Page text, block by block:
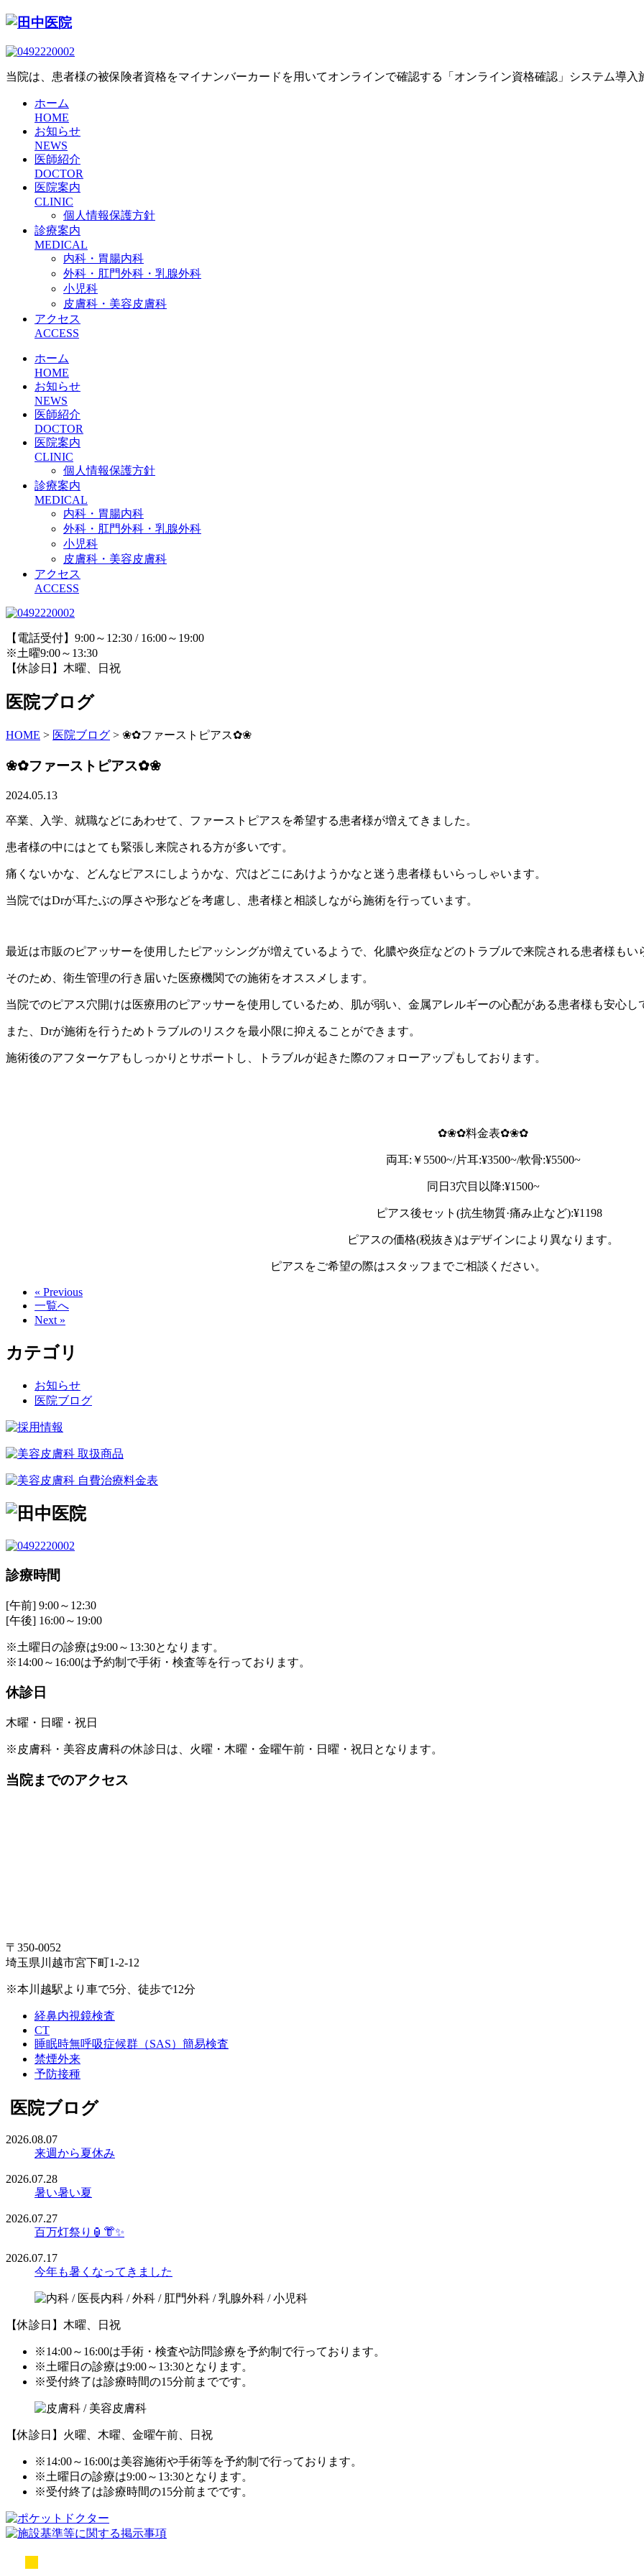
当院は、患者様の被保険者資格をマイナンバーカードを用いてオンラインで確認する「オンライン資格確認」システム導入
ホーム
HOME
お知らせ
NEWS
医師紹介
DOCTOR
医院案内
CLINIC
個人情報保護方針
診療案内
MEDICAL
内科・胃腸内科
外科・肛門外科・乳腺外科
小児科
皮膚科・美容皮膚科
アクセス
ACCESS
ホーム
HOME
お知らせ
NEWS
医師紹介
DOCTOR
医院案内
CLINIC
個人情報保護方針
診療案内
MEDICAL
内科・胃腸内科
外科・肛門外科・乳腺外科
小児科
皮膚科・美容皮膚科
アクセス
ACCESS
【電話受付】9:00～12:30 / 16:00～19:00
※土曜9:00～13:30
【休診日】木曜、日祝
医院ブログ
HOME > 医院ブログ > ❀✿ファーストピアス✿❀
❀✿ファーストピアス✿❀
2024.05.13
卒業、入学、就職などにあわせて、ファーストピアスを希望する患者様が増えてきました。
患者様の中にはとても緊張し来院される方が多いです。
痛くないかな、どんなピアスにしようかな、穴はどこにあけようかなと迷う患者様もいらっしゃいます。
当院ではDrが耳たぶの厚さや形などを考慮し、患者様と相談しながら施術を行っています。
最近は市販のピアッサーを使用したピアッシングが増えているようで、化膿や炎症などのトラブルで来院される患者様もい
そのため、衛生管理の行き届いた医療機関での施術をオススメします。
当院でのピアス穴開けは医療用のピアッサーを使用しているため、肌が弱い、金属アレルギーの心配がある患者様も安心し
また、Drが施術を行うためトラブルのリスクを最小限に抑えることができます。
施術後のアフターケアもしっかりとサポートし、トラブルが起きた際のフォローアップもしております。
✿❀✿料金表✿❀✿
両耳:￥5500~/片耳:¥3500~/軟骨:¥5500~
同日3穴目以降:¥1500~
ピアス後セット(抗生物質·痛み止など):¥1198
ピアスの価格(税抜き)はデザインにより異なります。
ピアスをご希望の際はスタッフまでご相談くだ
« Previous
一覧へ
Next »
カテゴリ
お知らせ
医院ブログ
診療時間
[午前] 9:00～12:30
[午後] 16:00～19:00
※土曜日の診療は9:00～13:30となります。
※14:00～16:00は予約制で手術・検査等を行っております。
休診日
木曜・日曜・祝日
※皮膚科・美容皮膚科の休診日は、火曜・木曜・金曜午前・日曜・祝日となります。
当院までのアクセス
〒350-0052
埼玉県川越市宮下町1-2-12
※本川越駅より車で5分、徒歩で12分
経鼻内視鏡検査
CT
睡眠時無呼吸症候群（SAS）簡易検査
禁煙外来
予防接種
医院ブログ
2026.08.07
来週から夏休み
2026.07.28
暑い暑い夏
2026.07.27
百万灯祭り🏮👘✨
2026.07.17
今年も暑くなってきました
【休診日】木曜、日祝
※14:00～16:00は手術・検査や訪問診療を予約制で行っております。
※土曜日の診療は9:00～13:30となります。
※受付終了は診療時間の15分前までです。
【休診日】火曜、木曜、金曜午前、日祝
※14:00～16:00は美容施術や手術等を予約制で行っております。
※土曜日の診療は9:00～13:30となります。
※受付終了は診療時間の15分前までです。